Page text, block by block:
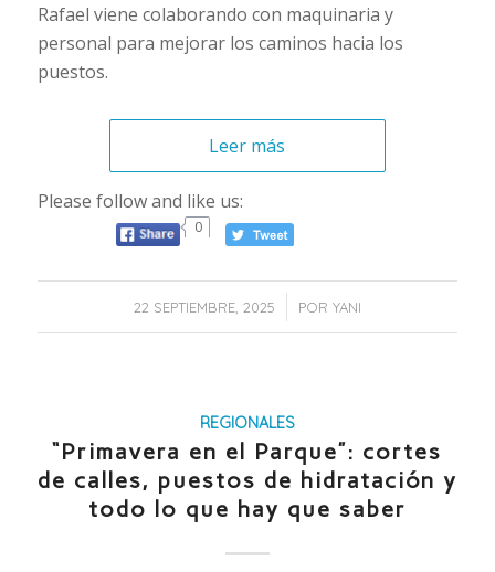
Rafael viene colaborando con maquinaria y
personal para mejorar los caminos hacia los
puestos.
Leer más
Please follow and like us:
0
22 SEPTIEMBRE, 2025
/ POR YANI
REGIONALES
“Primavera en el Parque”: cortes
de calles, puestos de hidratación y
todo lo que hay que saber